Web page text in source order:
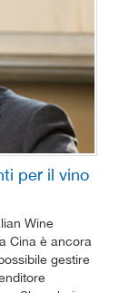
per il vino
Wine
Cina è ancora
gestire